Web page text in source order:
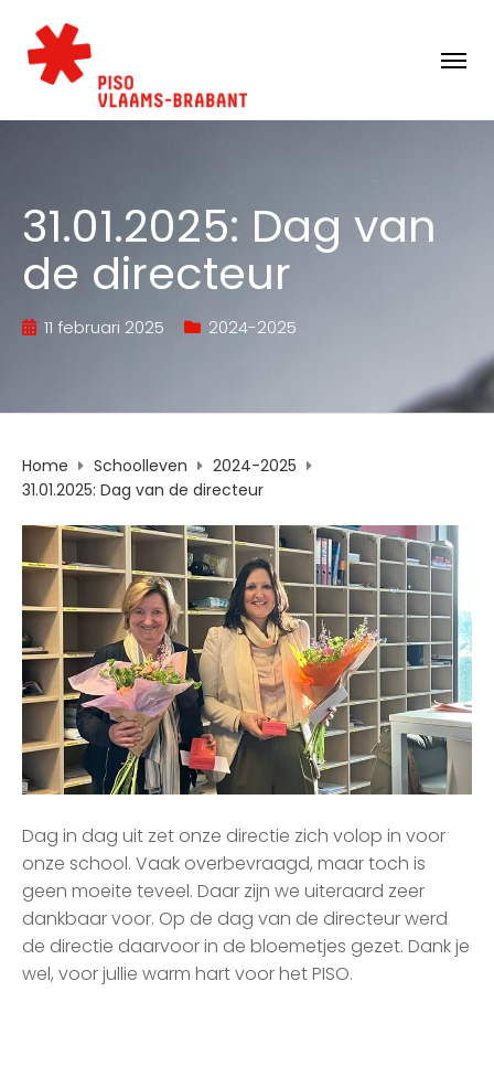
31.01.2025: Dag van
de directeur
11 februari 2025 2024-2025
Home Schoolleven
2024-2025
31.01.2025: Dag van de directeur
Dag in dag uit zet onze directie zich volop in voor
onze school. Vaak overbevraagd, maar toch is
geen moeite teveel. Daar zijn we uiteraard zeer
dankbaar voor. Op de dag van de directeur werd
de directie daarvoor in de bloemetjes gezet. Dank je
wel, voor jullie warm hart voor het PISO.